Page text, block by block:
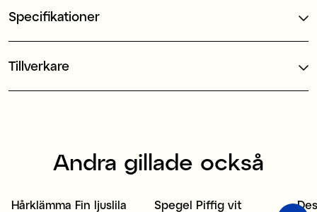
Specifikationer
Tillverkare
Andra gillade också
Hårklämma Fin ljuslila Spegel Piffig vit